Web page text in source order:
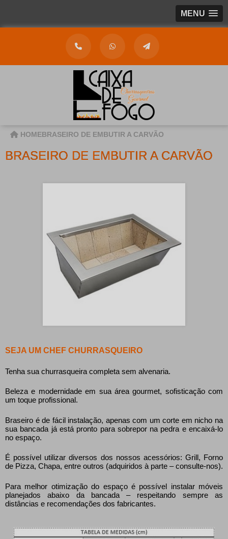
MENU
HOMEBRASEIRO DE EMBUTIR A CARVÃO
BRASEIRO DE EMBUTIR A CARVÃO
SEJA UM CHEF CHURRASQUEIRO
Tenha sua churrasqueira completa sem alvenaria.
Beleza e modernidade em sua área gourmet, sofisticação com
um toque profissional.
Braseiro é de fácil instalação, apenas com um corte em nicho na
sua bancada já está pronto para sobrepor na pedra e encaixá-lo
no espaço.
É possível utilizar diversos dos nossos acessórios: Grill, Forno
de Pizza, Chapa, entre outros (adquiridos à parte – consulte-nos).
Para melhor otimização do espaço é possível instalar móveis
planejados abaixo da bancada – respeitando sempre as
distâncias e recomendações dos fabricantes.